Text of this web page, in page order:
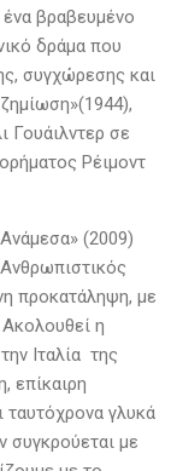
βραβευμένο
δράμα που
συγχώρεσης και
Γουάιλντερ σε
Ρέιμοντ
(2009)
προκατάληψη, με
η
Ιταλία της
επίκαιρη
ταυτόχρονα γλυκά
συγκρούεται με